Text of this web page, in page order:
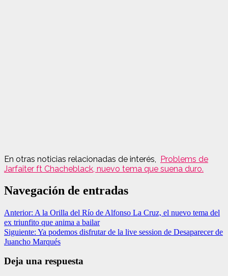
En otras noticias relacionadas de interés, Problems de
Jarfaiter ft Chacheblack, nuevo tema que suena duro.
Navegación de entradas
Anterior: A la Orilla del Río de Alfonso La Cruz, el nuevo tema del
ex triunfito que anima a bailar
Siguiente: Ya podemos disfrutar de la live session de Desaparecer de
Juancho Marqués
Deja una respuesta